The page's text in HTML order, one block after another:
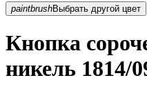
paintbrush Выбрать другой цвет
Кнопка
никель 1814/